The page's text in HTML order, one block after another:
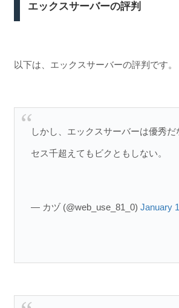
エックスサーバーの評判
以下は、エックスサーバーの評判です。
しかし、エックスサーバーは優秀だ
セス千超えてもビクともしない。
— カヅ (@web_use_81_0) January